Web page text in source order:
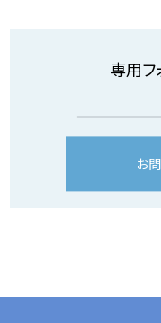
専用フ
お